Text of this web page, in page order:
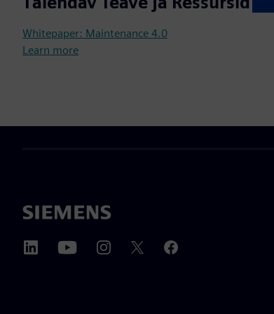
Whitepaper: Maintenance 4.0
Learn more